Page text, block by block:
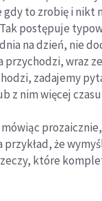
gdy to zrobię i nikt
postępuje
na dzień, nie
wraz
zadajemy
z nim więcej
przykład, że
które